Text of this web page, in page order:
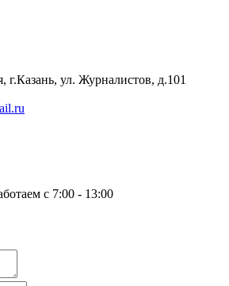
г.Казань, ул. Журналистов, д.101
с 7:00 - 13:00